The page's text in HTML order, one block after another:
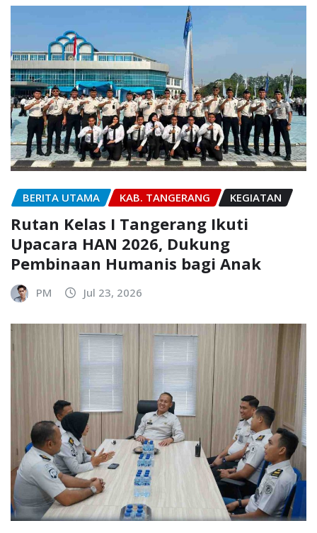
BERITA UTAMA KAB. TANGERANG KEGIATAN
Rutan Kelas I Tangerang Ikuti
Upacara HAN 2026, Dukung
Pembinaan Humanis bagi Anak
PM Jul 23, 2026